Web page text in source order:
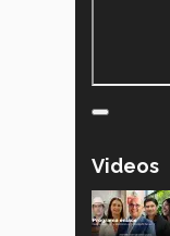
Videos